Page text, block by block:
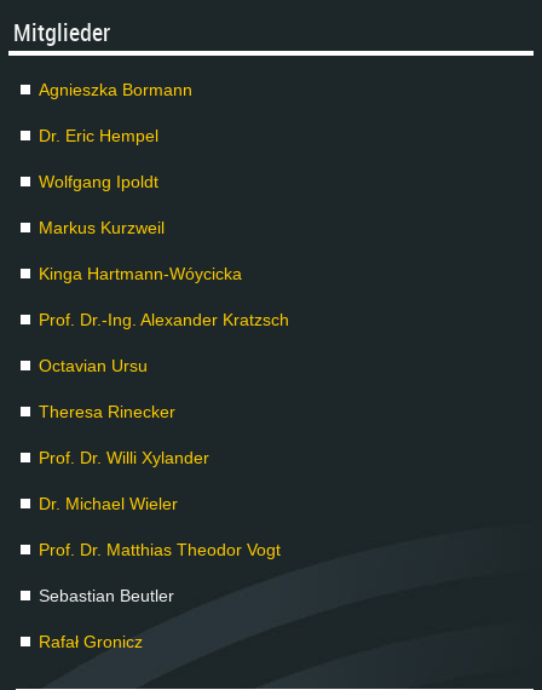
Mit­glie­der
Agnies­z­ka Bor­mann
Dr. Eric Hem­pel
Wolf­gang Ipoldt
Mar­kus Kurz­weil
Kin­ga Hart­mann-Wóyci­cka
Prof. Dr.-Ing. Alex­an­der Kratzsch
Oc­ta­vi­an Ur­su
The­re­sa Ri­ne­cker
Prof. Dr. Wil­li Xy­lan­der
Dr. Mi­cha­el Wie­ler
Prof. Dr. Mat­thi­as Theo­dor Vogt
Se­bas­ti­an Beut­ler
Ra­fał Gro­nicz